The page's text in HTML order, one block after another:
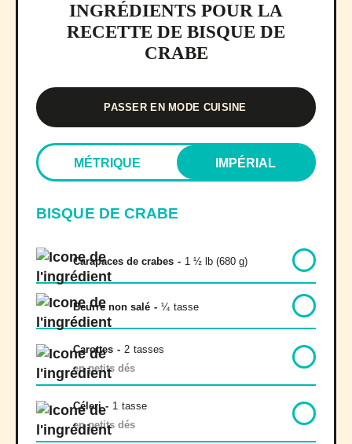
INGRÉDIENTS POUR LA
RECETTE DE BISQUE DE
CRABE
PASSER EN MODE CUISINE
MÉTRIQUE IMPÉRIAL
BISQUE DE CRABE
Carapaces de crabes - 1 ½ lb (680 g)
Beurre non salé - ¼ tasse
Carottes - 2 tasses
en petits dés
Céleri - 1 tasse
en petits dés